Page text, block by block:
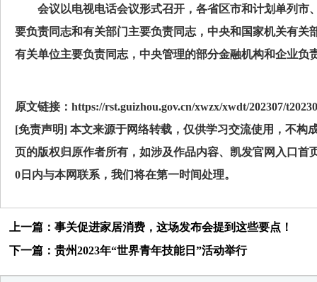
会议以电视电话会议形式召开，各省区市和计划单列市
要负责同志和有关部门主要负责同志，中央和国家机关有关
有关单位主要负责同志，中央管理的部分金融机构和企业负
原文链接：https://rst.guizhou.gov.cn/xwzx/xwdt/202307/
[免责声明] 本文来源于网络转载，仅供学习交流使用，不构
页的版权归原作者所有，如涉及作品内容、凯发官网入口首
0日内与本网联系，我们将在第一时间处理。
上一篇：事关促进家居消费，这场发布会提到这些要点！
下一篇：贵州2023年“世界青年技能日”活动举行